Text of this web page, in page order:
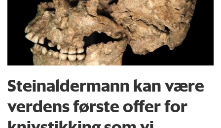
Steinaldermann kan være
verdens første offer for